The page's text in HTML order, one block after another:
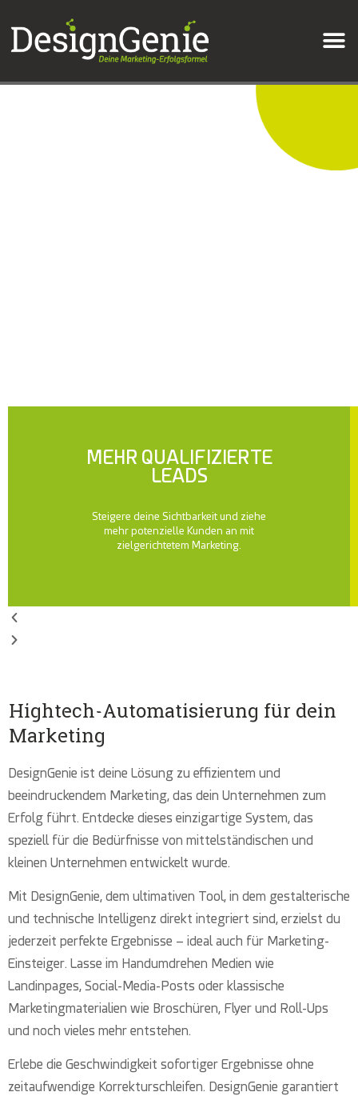
MEHR QUALIFIZIERTE
LEADS
Steigere deine Sichtbarkeit und ziehe
mehr potenzielle Kunden an mit
zielgerichtetem Marketing.
Hightech-Automatisierung für dein
Marketing
DesignGenie ist deine Lösung zu effizientem und
beeindruckendem Marketing, das dein Unternehmen zum
Erfolg führt. Entdecke dieses einzigartige System, das
speziell für die Bedürfnisse von mittelständischen und
kleinen Unternehmen entwickelt wurde.
Mit DesignGenie, dem ultimativen Tool, in dem gestalterische
und technische Intelligenz direkt integriert sind, erzielst du
jederzeit perfekte Ergebnisse – ideal auch für Marketing-
Einsteiger. Lasse im Handumdrehen Medien wie
Landinpages, Social-Media-Posts oder klassische
Marketingmaterialien wie Broschüren, Flyer und Roll-Ups
und noch vieles mehr entstehen.
Erlebe die Geschwindigkeit sofortiger Ergebnisse ohne
zeitaufwendige Korrekturschleifen. DesignGenie garantiert